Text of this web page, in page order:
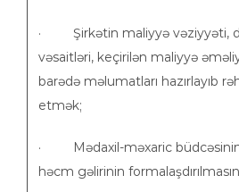
· Şirkətin maliyyə vəziyyəti,
vəsaitləri, keçirilən maliyyə
barədə məlumatları hazırlayıb
etmək;
· Mədaxil-məxaric
həcm gəlirinin